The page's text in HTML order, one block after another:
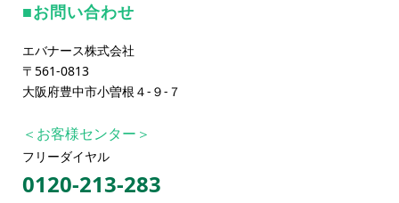
お問い合わせ
エバナース株式会社
〒561-0813
大阪府豊中市小曽根４-９-７
＜お客様センター＞
フリーダイヤル
0120-213-283